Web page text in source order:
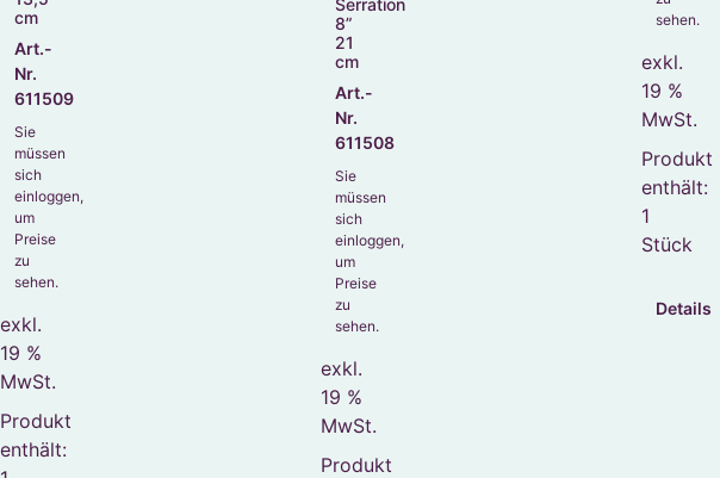
cm
Art.-
Nr.
611509
Sie
müssen
sich
einloggen,
um
Preise
zu
sehen.
exkl.
19 %
MwSt.
Produkt
enthält:
8”
21
cm
Art.-
Nr.
611508
Sie
müssen
sich
einloggen,
um
Preise
zu
sehen.
exkl.
19 %
MwSt.
Produkt
sehen.
exkl.
19 %
MwSt.
Produkt
enthält:
1
Stück
Details